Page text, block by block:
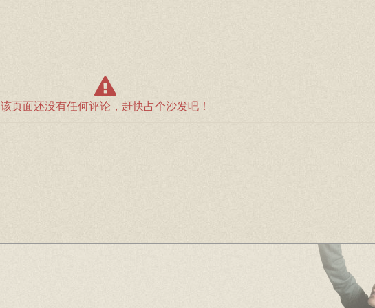
该页面还没有任何评论，赶快占个沙发吧！